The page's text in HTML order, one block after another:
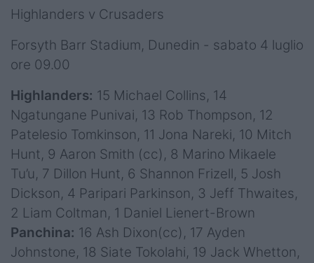
Highlanders v Crusaders
Forsyth Barr Stadium, Dunedin - sabato 4 luglio
ore 09.00
Highlanders: 15 Michael Collins, 14
Ngatungane Punivai, 13 Rob Thompson, 12
Patelesio Tomkinson, 11 Jona Nareki, 10 Mitch
Hunt, 9 Aaron Smith (cc), 8 Marino Mikaele
Tu’u, 7 Dillon Hunt, 6 Shannon Frizell, 5 Josh
Dickson, 4 Paripari Parkinson, 3 Jeff Thwaites,
2 Liam Coltman, 1 Daniel Lienert-Brown
Panchina: 16 Ash Dixon(cc), 17 Ayden
Johnstone, 18 Siate Tokolahi, 19 Jack Whetton,